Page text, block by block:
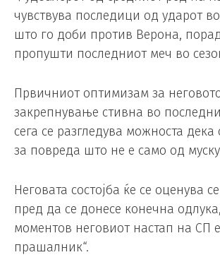
чувствува последици од ударот
што го доби против Верона,
пропушти последниот меч во
Првичниот оптимизам за
закрепнување стивна во
сега се разгледува можноста дека
за повреда што не е само од
Неговата состојба ќе се оценува
пред да се донесе конечна
моментов неговиот настап на СП
прашалник“.